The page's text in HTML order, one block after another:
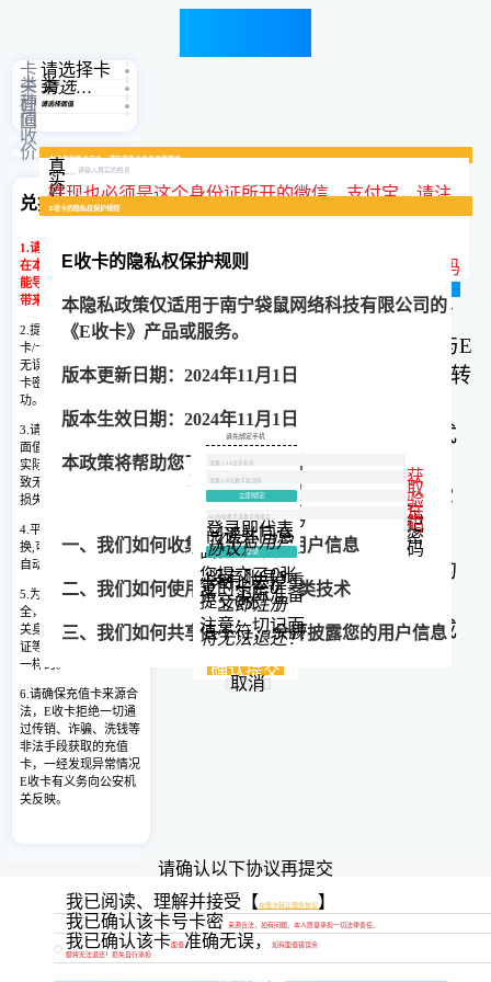
登陆E收卡网
密码
登陆
验证
码登
陆
忘
记
密
码
登录即代表
阅读并同意
《平台用户
协议》
登录
没有账号？
立即注册
请先绑定手机
获
取
验
证
码
立即绑定
复制微信号
复制微信号
复制微信号
复制微信号
复制微信号
卡
类
请选择卡
类
卡
种
请选择卡种
面
值
请选择面值
回
收
价
回收流
程
常见问
题
兑换说明
1.请确保您的充值卡仅
在本平台提交,否则可
能导致无法结算，给您
带来损失。
2.提交前仔细核对充值
卡/卡券,卡号卡密正确
无误,提交错误的卡号
卡密,将无法兑换成
功。
3.请仔细核对充值卡的
面值,如提交充值卡与
实际面值不符,可能导
致无法结算,给您带来
损失。
4.平台24小时可提交兑
换,可随时提现，系统
自动处理。
5.为保证您的账户安
全，请配合平台做好相
关身份认证。不同的认
证等级结算额度也是不
一样的。
6.请确保充值卡来源合
法，E收卡拒绝一切通
过传销、诈骗、洗钱等
非法手段获取的充值
卡，一经发现异常情况
E收卡有义务向公安机
关反映。
提交
为了您的账户安全，请完善账户信息后再提交
真
实
姓
名
提现也必须是这个身份证所开的微信、支付宝，请注
意填写
份
证
手
机
验 获取验证码
E收卡隐私权保护规则
E收卡的服务协议
E收卡服务协议
（以下称“本协议”）是南宁袋鼠网络科技有
限公司 旗下产品E收卡 ”）与E
收卡用户（以下称“用户”或“您”）就充值卡转
让服务（或称”本服务”)所订立的有效合约。
用户通过 公众号页面点击确认或以其他方式
选择接受本协议，即表示用户与
网站
“本网站”）已达成协议并同意接受
本协议的全部约定内容。
在接受本协议之前，请您仔细阅读本协议的
全部内容（特别是以粗体下划线标注的内
容）。如果您不同意本协议的任意内容，或
要进行后续操作。
充值卡转让：本协议所称充值卡转让，是指
商户，转让所得的金额将直接转入用户的
卡账户。具体支持的充值卡卡种以用户使用
本服务时的页面提示为准。
第二条 费用和回款
E收卡的隐私权保护规则
E收卡的隐私权保护规则
本隐私政策仅适用于南宁袋鼠网络科技有限公司 的
《E收卡》产品或服务。
版本更新日期： 2024年11月1日
版本生效日期： 2024年11月1日
本政策将帮助您了解以下内容：
一、我们如何收集和使用您的用户信息
二、我们如何使用Cookie 和同类技术
三、我们如何共享、转让、公开披露您的用户信息
四、我们如何保护您的用户信息
五、您的权利
六、您的用户信息如何储存及如何在全球范围转移
我们深知用户信息对您的重要性，并会尽全力保护您
的用户信息安全可靠。我们致力于维持您对我们的信
任，恪守以下原则，保护您的用户信息：权责一致原
请确认以下协议再提交
我已阅读、理解并接受【充值卡转让服务协议】
我已确认该卡号卡密
来源合法，如有问题，本人愿意承担一切法律责任。
我已确认该卡面值准确无误，
如有面值错误余
额将无法退还！损失自行承担
取消面值 确定
卡号与卡密间
请用空格
开，每张卡占
用一行用 “换
行”隔开，例
011100170206
100304016583597830
011100170206
100304016583597830
我知道了
提交确认
尊敬的用户
您提交的卡类
为：中国移动
(通道1)
面值：0元
您提交了0张
卡密，去掉重
复的卡密0
张，实际准备
提交0张
注意：切记面
值不符，余额
将无法退还！
确认提交
取消